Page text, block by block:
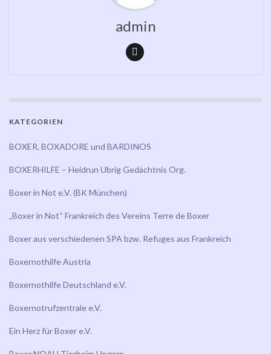
admin
KATEGORIEN
BOXER, BOXADORE und BARDINOS
BOXERHILFE – Heidrun Ubrig Gedächtnis Org.
Boxer in Not e.V. (BK München)
„Boxer in Not“ Frankreich des Vereins Terre de Boxer
Boxer aus verschiedenen SPA bzw. Refuges aus Frankreich
Boxernothilfe Austria
Boxernothilfe Deutschland e.V.
Boxernotrufzentrale e.V.
Ein Herz für Boxer e.V.